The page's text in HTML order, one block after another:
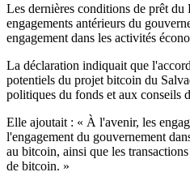
Les dernières conditions de prêt
engagements antérieurs du
engagement dans les activités
La déclaration indiquait que
potentiels du projet bitcoin du
politiques du fonds et aux conseils
Elle ajoutait : « À l'avenir, les
l'engagement du gouvernement
au bitcoin, ainsi que les
de bitcoin. »